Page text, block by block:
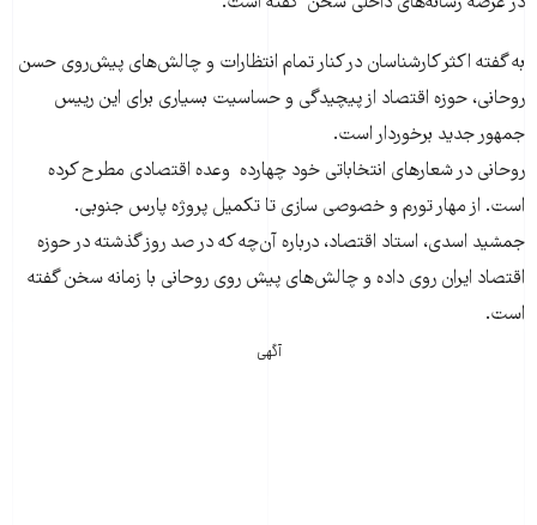
به گفته اکثر کارشناسان در کنار تمام انتظارات و چالش‌های پیش‌روی حسن
روحانی، حوزه اقتصاد از پیچیدگی و حساسیت بسیاری برای این رییس
جمهور جدید برخوردار است.
روحانی در شعارهای انتخاباتی خود چهارده وعده اقتصادی مطرح کرده
است. از مهار تورم و خصوصی سازی تا تکمیل پروژه پارس جنوبی.
جمشید اسدی، استاد اقتصاد، درباره آن‌چه که در صد روز گذشته در حوزه
اقتصاد ایران روی داده و چالش‌های پیش روی روحانی با زمانه سخن گفته
است.
آگهی